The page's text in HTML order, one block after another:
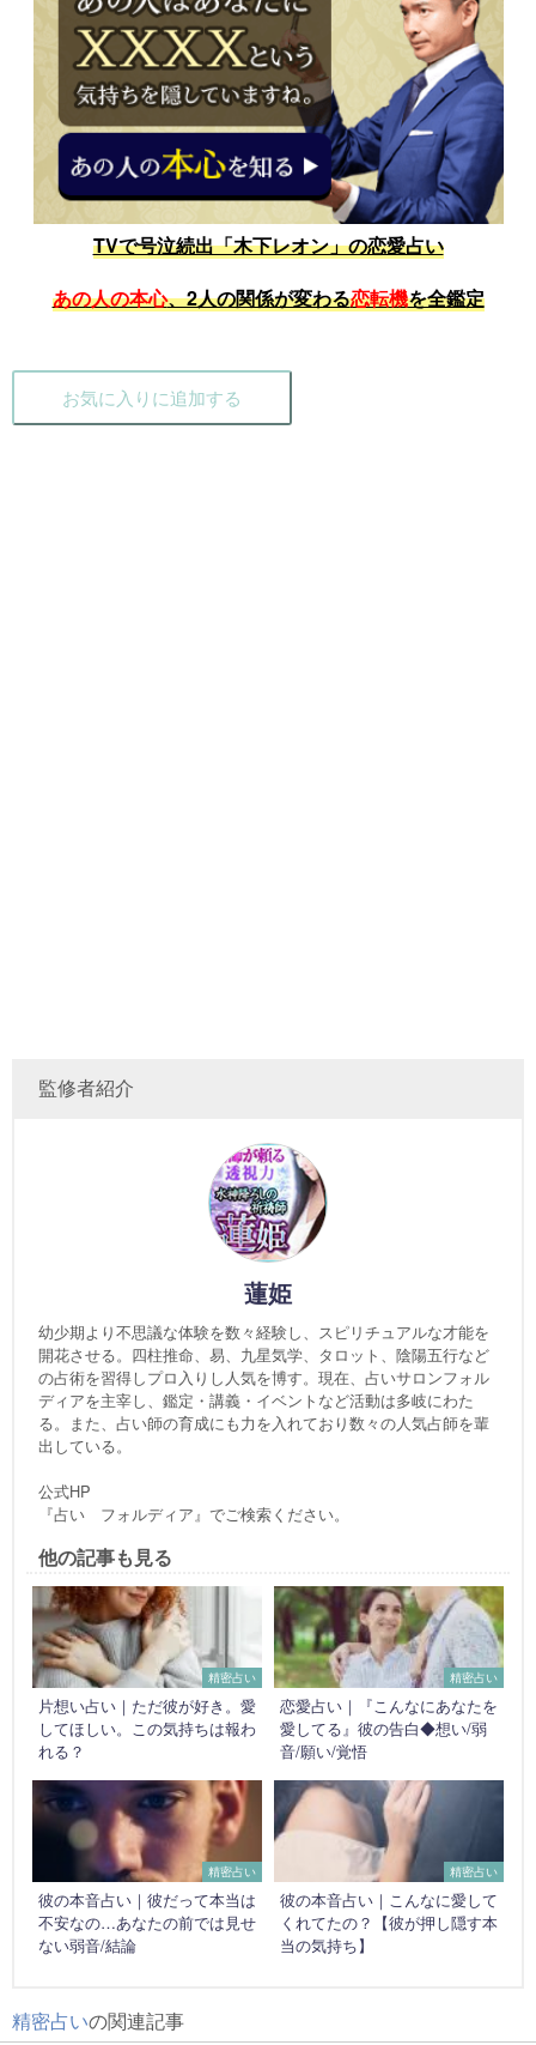
TVで号泣続出「木下レオン」の恋愛占い
あの人の本心、2人の関係が変わる恋転機を全鑑定
お気に入りに追加する
監修者紹介
蓮姫
幼少期より不思議な体験を数々経験し、スピリチュアルな才能を
開花させる。四柱推命、易、九星気学、タロット、陰陽五行など
の占術を習得しプロ入りし人気を博す。現在、占いサロンフォル
ディアを主宰し、鑑定・講義・イベントなど活動は多岐にわた
る。また、占い師の育成にも力を入れており数々の人気占師を輩
出している。
公式HP
『占い フォルディア』でご検索ください。
他の記事も見る
精密占い
片想い占い｜ただ彼が好き。愛
してほしい。この気持ちは報わ
れる？
精密占い
恋愛占い｜『こんなにあなたを
愛してる』彼の告白◆想い/弱
音/願い/覚悟
精密占い
彼の本音占い｜彼だって本当は
不安なの…あなたの前では見せ
ない弱音/結論
精密占い
彼の本音占い｜こんなに愛して
くれてたの？【彼が押し隠す本
当の気持ち】
精密占いの関連記事